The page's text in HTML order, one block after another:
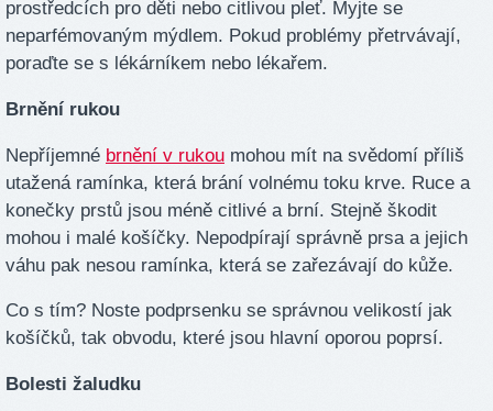
prostředcích pro děti nebo citlivou pleť. Myjte se
neparfémovaným mýdlem. Pokud problémy přetrvávají,
poraďte se s lékárníkem nebo lékařem.
Brnění rukou
Nepříjemné brnění v rukou mohou mít na svědomí příliš
utažená ramínka, která brání volnému toku krve. Ruce a
konečky prstů jsou méně citlivé a brní. Stejně škodit
mohou i malé košíčky. Nepodpírají správně prsa a jejich
váhu pak nesou ramínka, která se zařezávají do kůže.
Co s tím? Noste podprsenku se správnou velikostí jak
košíčků, tak obvodu, které jsou hlavní oporou poprsí.
Bolesti žaludku